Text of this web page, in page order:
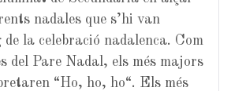
nadales que s’hi van
la celebració nadalenca. Com
del Pare Nadal, els més majors
“Ho, ho, ho“. Els més